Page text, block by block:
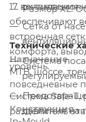
17
обеспечивают
встроенная
комфорта,
уровень.
Система Safe-T,
разделитель
охлаждения.
Сетка от
Система
давления на
Размер XL.
Технические
Назначение
MTB, шоссе,
повседневные
Конструкция